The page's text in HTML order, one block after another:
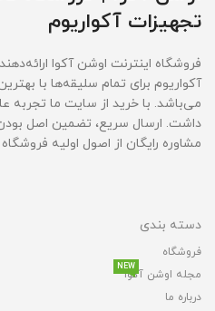
تجهیزات آکواریوم
فروشگاه اینترنت اوشن آکوا
آکواریوم برای تمام سلیقه‌ها با
می‌باشد. با خرید از سایت ما تجربه
داشت. ارسال سریع، تضمین اصل
مشاوره رایگان از اصول اولیه
دسته بندی
فروشگاه
مجله اوشن آکوا
NEW
درباره ما